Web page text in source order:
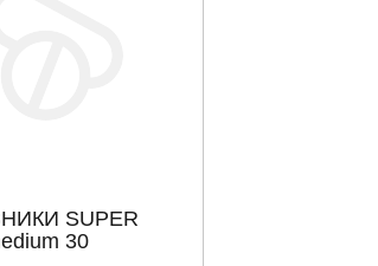
SUPER
30